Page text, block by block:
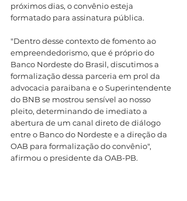
próximos dias, o convênio esteja
formatado para assinatura pública.
"Dentro desse contexto de fomento ao
empreendedorismo, que é próprio do
Banco Nordeste do Brasil, discutimos a
formalização dessa parceria em prol da
advocacia paraibana e o Superintendente
do BNB se mostrou sensível ao nosso
pleito, determinando de imediato a
abertura de um canal direto de diálogo
entre o Banco do Nordeste e a direção da
OAB para formalização do convênio",
afirmou o presidente da OAB-PB.